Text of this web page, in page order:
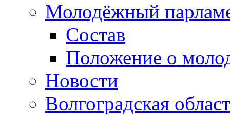
Молодёжный
Состав
Положение о
Новости
Волгоградская